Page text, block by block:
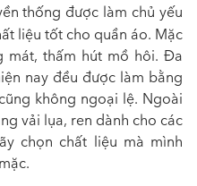
thống được làm chủ yếu
liệu tốt cho quần áo. Mặc
mát, thấm hút mồ hôi. Đa
nay đều được làm bằng
không ngoại lệ. Ngoài
vải lụa, ren dành cho các
chọn chất liệu mà mình